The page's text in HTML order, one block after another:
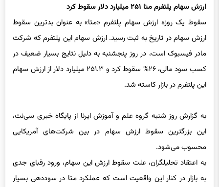
سقوط یک روزه ارزش سهام پلتفرم «متا» به عنوان بدترین سقوط
ارزش سهام در تاریخ به ثبت رسید. ارزش سهام این پلتفرم که شرکت
مادر فیسبوک است، در روز پنجشنبه به دلیل نتایج بسیار ضعیف در
کسب سود مالی، ۲۶% سقوط کرد و ۲۵۱.۳ میلیارد دلار از ارزش سهام
این پلتفرم در بازار کاسته شد.
این بزرگترین سقوط ارزش سهام در بین شرکت‌های آمریکایی
محسوب می‌شود.
به اعتقاد تحلیلگران، علت سقوط ارزش این سهام، ورود رقبای جدی
به بازار در کنار این واقعیت است که عملکرد متا در سوددهی بسیار
پایین تر از حد انتظار بوده است.